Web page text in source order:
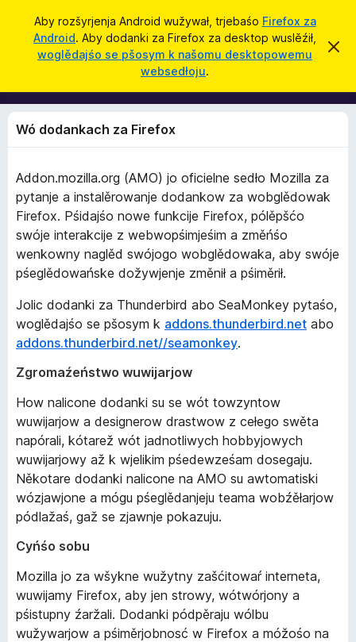
Aby rozšyrjenja Android wužywał, trjebaśo Firefox za
Android. Aby dodanki za Firefox za desktop wuslěźił,
woglědajśo se pšosym k našomu desktopowemu
websedłoju.
T
z
z
a
ś
i
D
o
a
z
a
F
i
r
e
o
x
B
r
w
s
e
r
Pśizjawiś
ś
Wó dodankach za Firefox
Addon.mozilla.org (AMO) jo oficielne sedło Mozilla za
pytanje a instalěrowanje dodankow za wobglědowak
Firefox. Pśidajśo nowe funkcije Firefox, pólěpšćo
swóje interakcije z webwopśimjeśim a změńśo
wenkowny naglěd swójogo wobglědowaka, aby swóje
pśeglědowańske dožywjenje změnił a pśiměrił.
Jolic dodanki za Thunderbird abo SeaMonkey pytaśo,
woglědajśo se pšosym k addons.thunderbird.net abo
addons.thunderbird.net//seamonkey.
Zgromaźeństwo wuwijarjow
How nalicone dodanki su se wót towzyntow
wuwijarjow a designerow drastwow z cełego swěta
napórali, kótarež wót jadnotliwych hobbyjowych
wuwijarjowy až k wjelikim pśedewześam dosegaju.
Někotare dodanki nalicone na AMO su awtomatiski
wózjawjone a mógu pśeglědanjeju teama wobźěłarjow
pódlažaś, gaž se zjawnje pokazuju.
Cyńśo sobu
Mozilla jo za wšykne wužytny zašćitowaŕ interneta,
wuwijamy Firefox, aby jen strowy, wótwórjony a
pśistupny źaržali. Dodanki pódpěraju wólbu
wužywarjow a pśiměrjobnosć w Firefox a móžośo na